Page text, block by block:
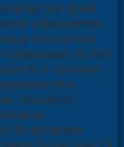
дней
обращается
не совсем
за 365
в течение
в
пошло со
24 февраля.